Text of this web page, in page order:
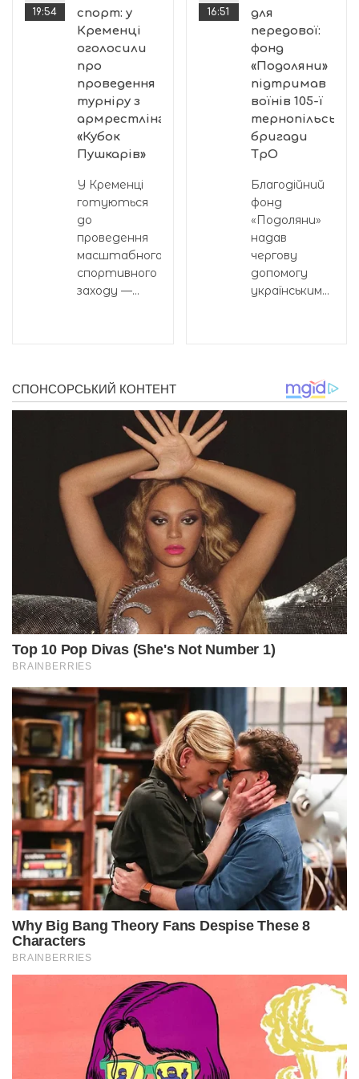
19:54
спорт: у
Кременці
оголосили
про
проведення
турніру з
армрестлінгу
«Кубок
Пушкарів»
У Кременці
готуються
до
проведення
масштабного
спортивного
заходу —...
16:51
для
передової:
фонд
«Подоляни»
підтримав
воїнів 105-ї
тернопільської
бригади
ТрО
Благодійний
фонд
«Подоляни»
надав
чергову
допомогу
українським...